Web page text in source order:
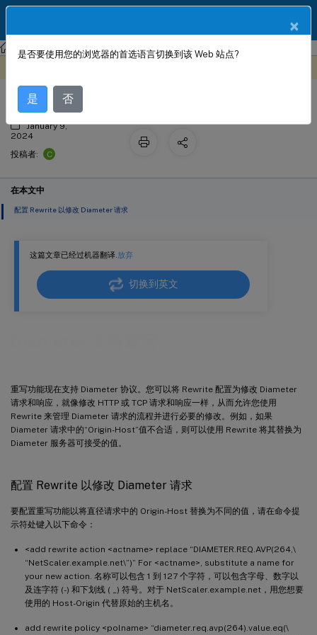
NetScaler NetScaler 14.1 AppExpert
这篇文章已经过机器翻译.放弃
切换到英文
重写功能现在支持 Diameter 协议。您可以将 Rewrite 配置为修改 Diameter
请求和响应，就像修改 HTTP 或 TCP 请求和响应一样，从而允许您使用
Rewrite 来管理 Diameter 请求的流程并进行必要的修改。例如，如果
Diameter 请求中的“Origin-Host”值不合适，则可以使用 Rewrite 将其替换为
Diameter 服务器可接受的值。
配置 Rewrite 以修改 Diameter 请求
要配置重写功能以将直径请求中的 Origin-Host 替换为不同的值，请在命令提
示符处键入以下命令：
<add rewrite action <actname> replace “DIAMETER.REQ.AVP(264,\
“NetScaler.example.net\”)” For <actname>, substitute a name for
your new action. 名称可以包含 1 到 127 个字符，可以包含字母、数字以
及连字符 (-) 和下划线 ( _) 符号。对于 NetScaler.example.net，用您想要
使用的 Host-Origin 代替原始的主机名。
add rewrite policy <polname> “diameter.req.avp(264).value.eq(\
Diameter 支持重写
January 9,
2024
投稿者:
C
在本文中
配置 Rewrite 以修改 Diameter 请求
×
是否要使用您的浏览器的首选语言切换到该 Web 站点?
是 否